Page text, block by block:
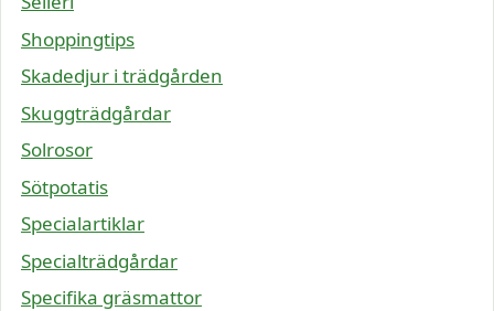
Shoppingtips
Skadedjur i trädgården
Skuggträdgårdar
Solrosor
Sötpotatis
Specialartiklar
Specialträdgårdar
Specifika gräsmattor